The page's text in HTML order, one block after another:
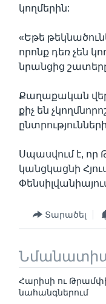
կողմերին:
«Եթե
որոնք դեռ չեն
նրանցից
Քաղաքական
քիչ են
Սպասվում է,
կանցկացնի
Տարածել
Հարիսի ու
նահանգներում